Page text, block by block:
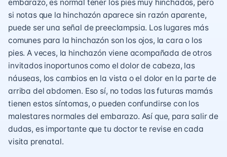
embarazo, es normal tener los pies muy hinchados, pero
si notas que la hinchazón aparece sin razón aparente,
puede ser una señal de preeclampsia. Los lugares más
comunes para la hinchazón son los ojos, la cara o los
pies. A veces, la hinchazón viene acompañada de otros
invitados inoportunos como el dolor de cabeza, las
náuseas, los cambios en la vista o el dolor en la parte de
arriba del abdomen. Eso sí, no todas las futuras mamás
tienen estos síntomas, o pueden confundirse con los
malestares normales del embarazo. Así que, para salir de
dudas, es importante que tu doctor te revise en cada
visita prenatal.